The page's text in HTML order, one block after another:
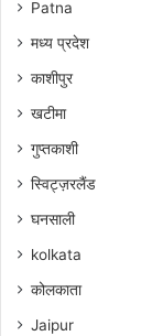
Patna
मध्य प्रदेश
काशीपुर
खटीमा
गुप्तकाशी
स्विट्ज़रलैंड
घनसाली
kolkata
कोलकाता
Jaipur